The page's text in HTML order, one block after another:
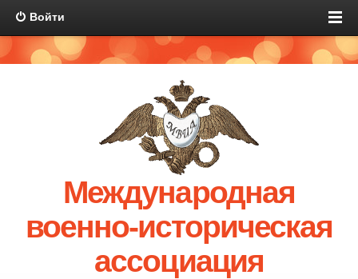
Войти
Международная
военно-историческая
ассоциация